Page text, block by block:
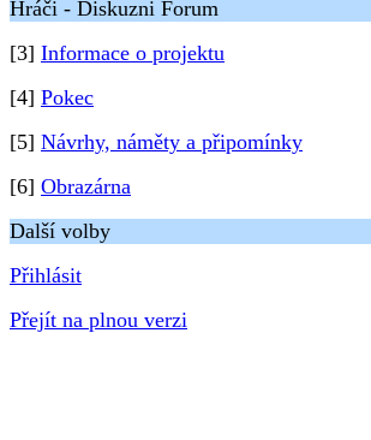
Hráči - Diskuzni Forum
[3] Informace o projektu
[4] Pokec
[5] Návrhy, náměty a připomínky
[6] Obrazárna
Další volby
Přihlásit
Přejít na plnou verzi